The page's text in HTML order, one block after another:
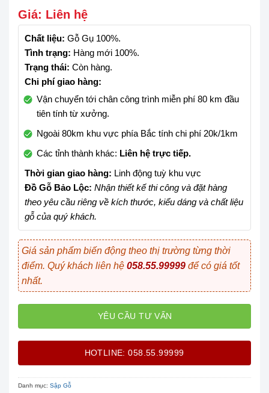
Giá: Liên hệ
Chất liệu: Gỗ Gụ 100%.
Tình trạng: Hàng mới 100%.
Trạng thái: Còn hàng.
Chi phí giao hàng:
Vận chuyển tới chân công trình miễn phí 80 km đầu
tiên tính từ xưởng.
Ngoài 80km khu vực phía Bắc tính chi phí 20k/1km
Các tỉnh thành khác: Liên hệ trực tiếp.
Thời gian giao hàng: Linh động tuỳ khu vực
Đồ Gỗ Bảo Lộc: Nhận thiết kế thi công và đặt hàng
theo yêu cầu riêng về kích thước, kiểu dáng và chất liệu
gỗ của quý khách.
Giá sản phẩm biến động theo thị trường từng thời
điểm. Quý khách liên hệ 058.55.99999 để có giá tốt
nhất.
YÊU CẦU TƯ VẤN
HOTLINE: 058.55.99999
Danh mục: Sập Gỗ